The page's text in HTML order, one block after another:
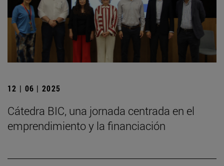
12 | 06 | 2025
Cátedra BIC, una jornada centrada en el
emprendimiento y la financiación